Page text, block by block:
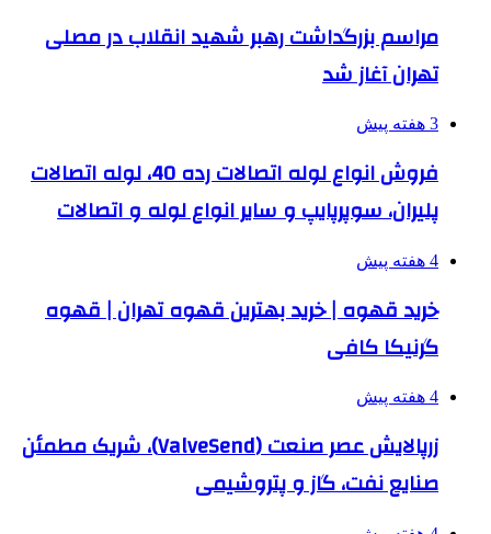
مراسم بزرگداشت رهبر شهید انقلاب در مصلی
تهران آغاز شد
3 هفته پیش
فروش انواع لوله اتصالات رده 40، لوله اتصالات
پلیران، سوپرپایپ و سایر انواع لوله و اتصالات
4 هفته پیش
خرید قهوه | خرید بهترین قهوه تهران | قهوه
گرنیکا کافی
4 هفته پیش
زرپالایش عصر صنعت (ValveSend)، شریک مطمئن
صنایع نفت، گاز و پتروشیمی